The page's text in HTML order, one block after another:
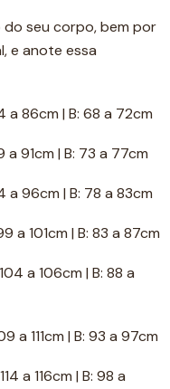
seu corpo, bem por
e anote essa
a 86cm | B: 68 a 72cm
a 91cm | B: 73 a 77cm
a 96cm | B: 78 a 83cm
a 101cm | B: 83 a 87cm
a 106cm | B: 88 a
a 111cm | B: 93 a 97cm
a 116cm | B: 98 a